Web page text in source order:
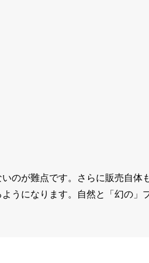
のが難点です。さらに販売自体
うになります。自然と「幻の」